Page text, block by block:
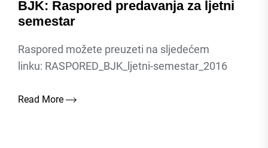
BJK: Raspored predavanja za ljetni
semestar
Raspored možete preuzeti na sljedećem
linku: RASPORED_BJK_ljetni-semestar_2016
Read More